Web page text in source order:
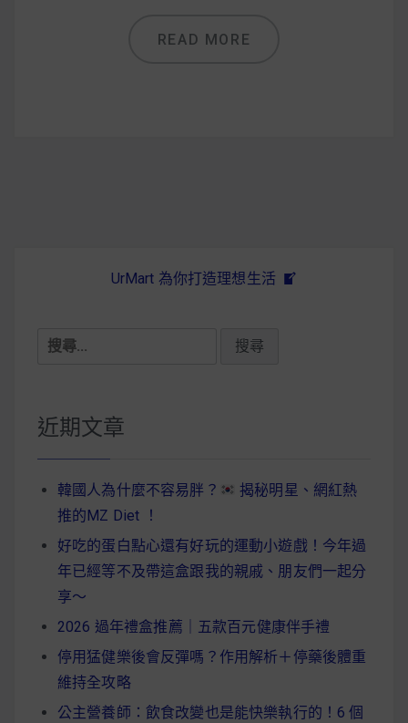
READ MORE
UrMart 為你打造理想生活
搜
鍵
字:
近期文章
韓國人為什麼不容易胖？
揭秘明星、網紅熱
推的MZ Diet ！
好吃的蛋白點心還有好玩的運動小遊戲！今年過
年已經等不及帶這盒跟我的親戚、朋友們一起分
享～
2026 過年禮盒推薦｜五款百元健康伴手禮
停用猛健樂後會反彈嗎？作用解析＋停藥後體重
維持全攻略
公主營養師：飲食改變也是能快樂執行的！6 個